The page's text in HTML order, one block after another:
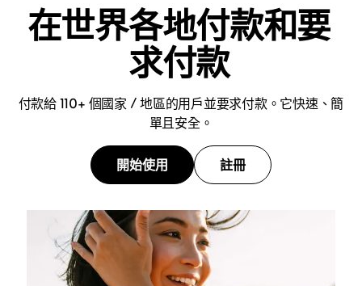
在世界各地付款和要
求付款
付款給 110+ 個國家 / 地區的用戶並要求付款。它快速、簡
單且安全。
開始使用 註冊